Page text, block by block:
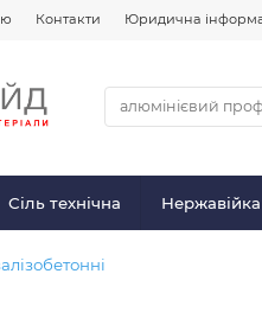
Контакти Юридична
Сіль технічна Нержавійка